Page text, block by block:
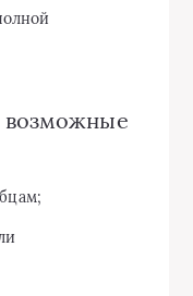
возможные